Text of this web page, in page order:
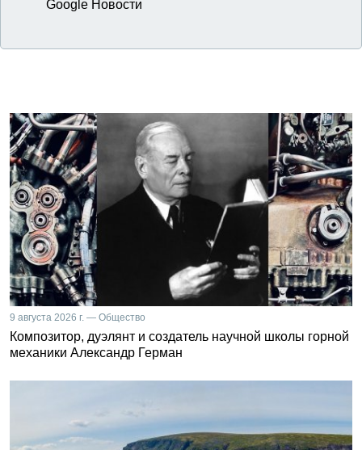
Google Новости
9 августа 2026 г. — Общество
Композитор, дуэлянт и создатель научной школы горной
механики Александр Герман